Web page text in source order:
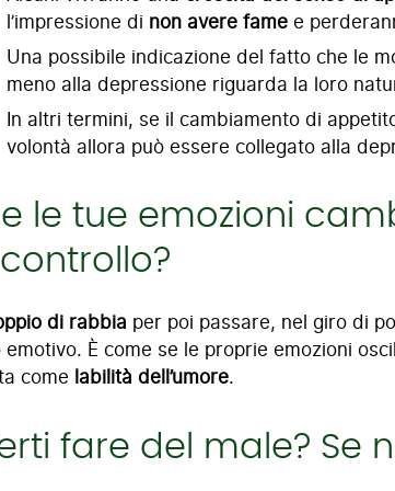
l’impressione di non avere famee
Una possibile indicazione del fatto che le
meno alla depressione riguarda la loro
In altri termini, se il cambiamento di
volontà allora può essere collegato alla
le tue emozioni
di rabbia per poi passare, nel giro di
È come se le proprie emozioni
come labilità dell’umore.
fare del male? Se